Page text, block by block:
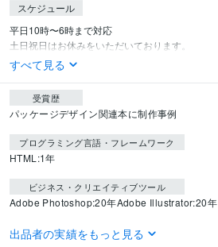
スケジュール
平日10時〜6時まで対応
土日祝日はお休みをいただいております。
すべて見る
受賞歴
パッケージデザイン関連本に制作事例
プログラミング言語・フレームワーク
HTML:1年
ビジネス・クリエイティブツール
Adobe Photoshop:20年Adobe Illustrator:20年
得意分野
出品者の実績をもっと見る